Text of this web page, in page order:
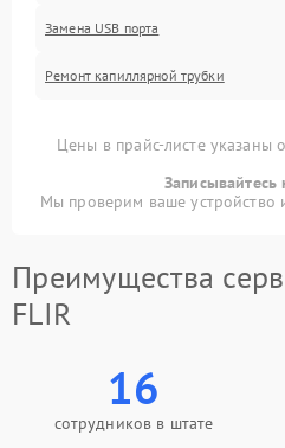
Замена USB порта
Ремонт капиллярной трубки
Цены в прайс-листе указаны
Записывайтесь
Мы проверим ваше устройство
Преимущества
FLIR
16
сотрудников в штате